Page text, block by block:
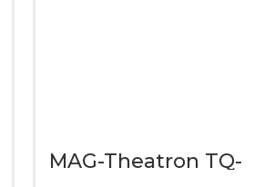
MAG-Theatron TQ-